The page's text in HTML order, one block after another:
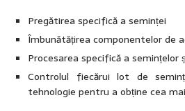
Pregătirea specifică a seminței
Îmbunătățirea componentelor de
Procesarea specifică a semințelor
Controlul fiecărui lot de
tehnologie pentru a obține cea